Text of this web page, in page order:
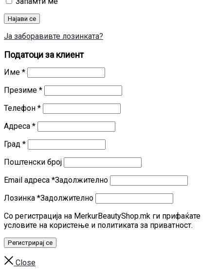
Најави се
Ја заборавивте лозинката?
Податоци за клиент
Име *
Презиме *
Телефон *
Адреса *
Град *
Поштенски број
Email адреса *Задолжително
Лозинка *Задолжително
Со регистрација на MerkurBeautyShop.mk ги прифаќате
условите на користење и политиката за приватност.
Регистрирај се
Close